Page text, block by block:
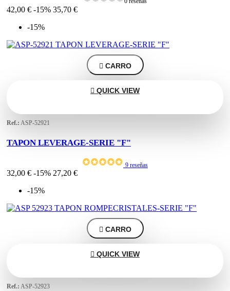
42,00 € -15% 35,70 €
-15%
 CARRO
 QUICK VIEW
Ref.: ASP-52921
TAPON LEVERAGE-SERIE "F"
9 reseñas
32,00 € -15% 27,20 €
-15%
 CARRO
 QUICK VIEW
Ref.: ASP-52923